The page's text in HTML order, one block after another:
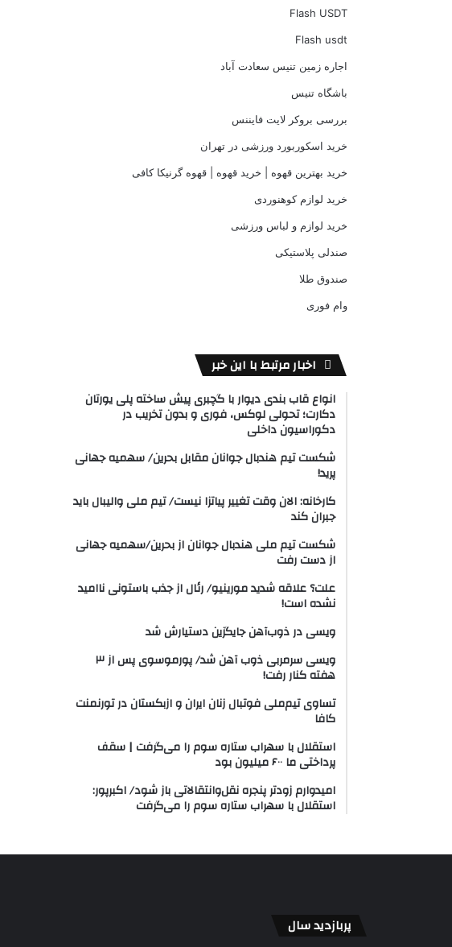
Flash USDT
Flash usdt
اجاره زمین تنیس سعادت آباد
باشگاه تنیس
بررسی بروکر لایت فایننس
خرید اسکوربورد ورزشی در تهران
خرید بهترین قهوه | خرید قهوه | قهوه گرنیکا کافی
خرید لوازم کوهنوردی
خرید لوازم و لباس ورزشی
صندلی پلاستیکی
صندوق طلا
وام فوری
اخبار مرتبط با این خبر
انواع قاب بندی دیوار با گچبری پیش ساخته پلی یورتان
دکارت؛ تحولی لوکس، فوری و بدون تخریب در
دکوراسیون داخلی
شکست تیم هندبال جوانان مقابل بحرین/ سهمیه جهانی
پرید!
کارخانه: الان وقت تغییر پیاتزا نیست/ تیم ملی والیبال باید
جبران کند
شکست تیم ملی هندبال جوانان از بحرین/سهمیه جهانی
از دست رفت
علت؟ علاقه شدید مورینیو/ رئال از جذب باستونی ناامید
نشده است!
ویسی در ذوب‌آهن جایگزین دستیارش شد
ویسی سرمربی ذوب آهن شد/ پورموسوی پس از ۳
هفته کنار رفت!
تساوی تیم‌ملی فوتبال زنان ایران و ازبکستان در تورنمنت
کافا
استقلال با سهراب ستاره سوم را می‌گرفت | سقف
پرداختی ما ۶۰۰ میلیون بود
امیدوارم زودتر پنجره نقل‌وانتقالاتی باز شود/ اکبرپور:
استقلال با سهراب ستاره سوم را می‌گرفت
پربازدید سال